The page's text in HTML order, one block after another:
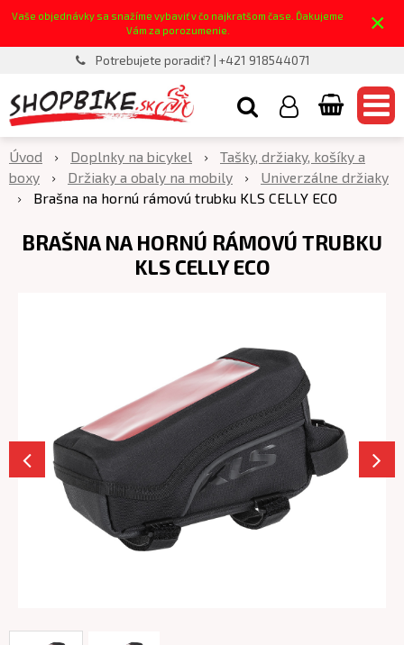
Vaše objednávky sa snažíme vybaviť v čo najkratšom čase. Ďakujeme
Vám za porozumenie.
×
Potrebujete poradiť? | +421 918544071
Úvod Doplnky na bicykel
Tašky, držiaky, košíky a
boxy
Držiaky a obaly na mobily
Univerzálne držiaky
Brašna na hornú rámovú trubku KLS CELLY ECO
BRAŠNA NA HORNÚ RÁMOVÚ TRUBKU
KLS CELLY ECO